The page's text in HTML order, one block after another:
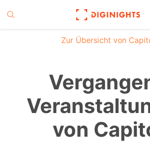
Zur Übersicht von
von